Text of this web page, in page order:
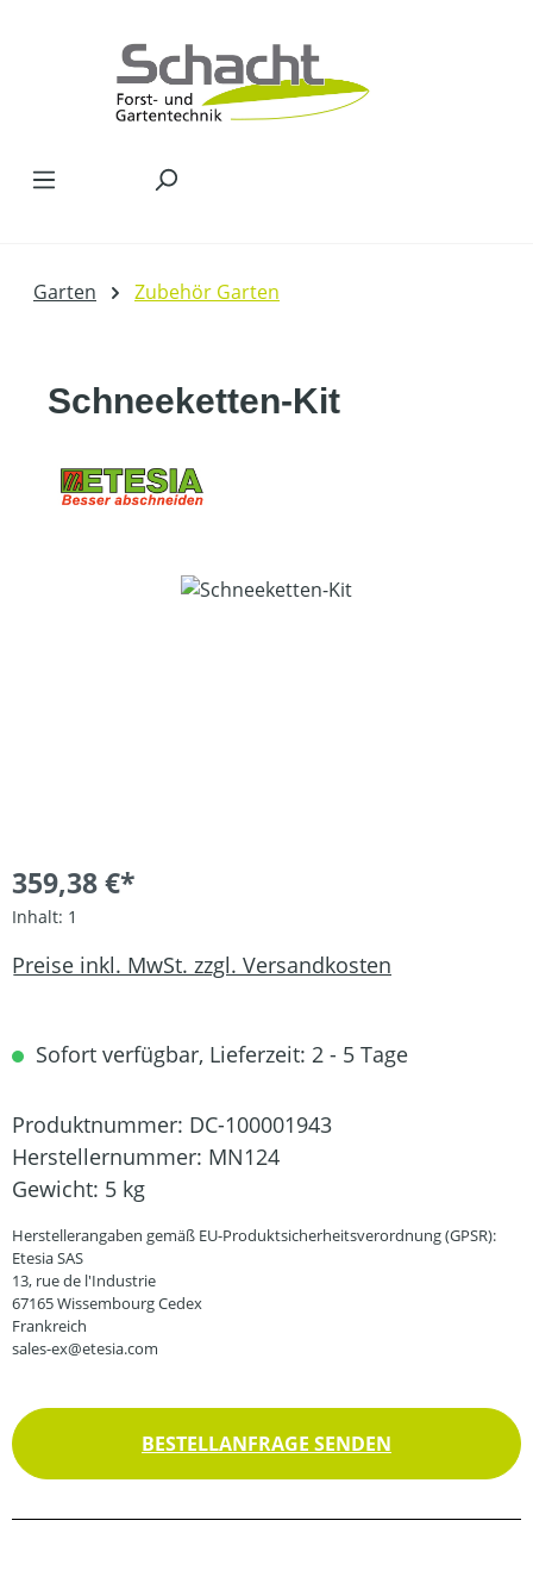
Garten Zubehör Garten
Schneeketten-Kit
Bildergalerie überspringen
359,38 €*
Inhalt: 1
Preise inkl. MwSt. zzgl. Versandkosten
Sofort verfügbar, Lieferzeit: 2 - 5 Tage
Produktnummer: DC-100001943
Herstellernummer: MN124
Gewicht: 5 kg
Herstellerangaben gemäß EU-Produktsicherheitsverordnung (GPSR):
Etesia SAS
13, rue de l'Industrie
67165 Wissembourg Cedex
Frankreich
sales-ex@etesia.com
BESTELLANFRAGE SENDEN